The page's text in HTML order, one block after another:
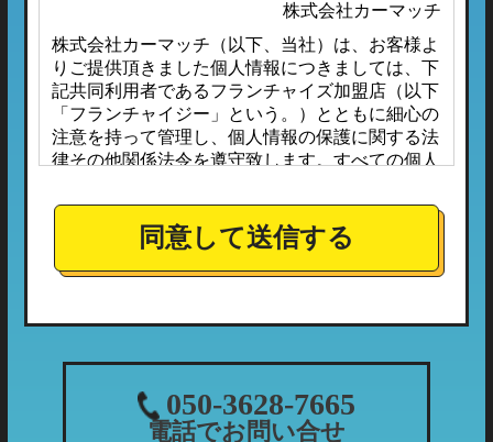
株式会社カーマッチ
株式会社カーマッチ（以下、当社）は、お客様よ
りご提供頂きました個人情報につきましては、下
記共同利用者であるフランチャイズ加盟店（以下
「フランチャイジー」という。）とともに細心の
注意を持って管理し、個人情報の保護に関する法
律その他関係法令を遵守致します。すべての個人
ほか、お客様ご本人の同意なしに第三者へ開示ま
たは提供されることはありません。
また、フランチャイジーとの間においては、事前
に個人情報保護に対する安全性を審査の上、個人
こととしており、適切な管理監督を行ってまいり
当社が収集する個人情報につきましては、下記の
同意して送信する
050-3628-7665
電話でお問い合せ